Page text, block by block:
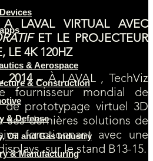
& Aerospace
& Construction
& Defense
Oil and Gas Industry
& Manufacturing
LAVAL VIRTUAL AVEC
ET LE PROJECTEUR
LE 4K 120HZ
2014– À LAVAL , TechViz
fournisseur mondial de
de prototypage virtuel 3D
ses dernières solutions de
fonctionnant avec une
sur le stand B13-15.